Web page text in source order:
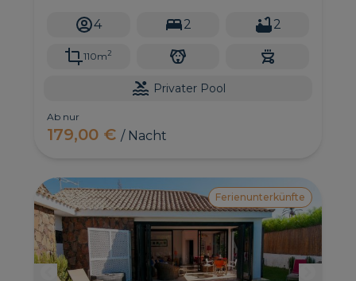
4 2 2
110m2
Privater Pool
Ab nur
179,00 €/ Nacht
Ferienunterkünfte